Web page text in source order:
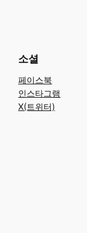
소셜
페이스북
인스타그램
X(트위터)